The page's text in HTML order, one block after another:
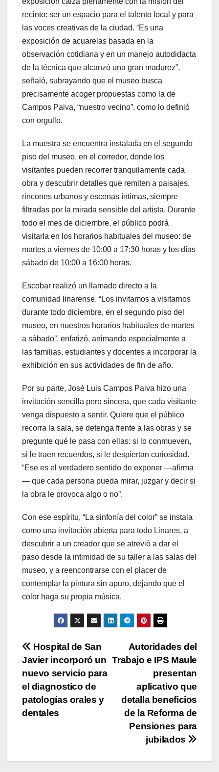
recinto: ser un espacio para el talento local y para
las voces creativas de la ciudad. “Es una
exposición de acuarelas basada en la
observación cotidiana y en un manejo autodidacta
de la técnica que alcanzó una gran madurez”,
señaló, subrayando que el museo busca
precisamente acoger propuestas como la de
Campos Paiva, “nuestro vecino”, como lo definió
con orgullo.
La muestra se encuentra instalada en el segundo
piso del museo, en el corredor, donde los
visitantes pueden recorrer tranquilamente cada
obra y descubrir detalles que remiten a paisajes,
rincones urbanos y escenas íntimas, siempre
filtradas por la mirada sensible del artista. Durante
todo el mes de diciembre, el público podrá
visitarla en los horarios habituales del museo: de
martes a viernes de 10:00 a 17:30 horas y los días
sábado de 10:00 a 16:00 horas.
Escobar realizó un llamado directo a la
comunidad linarense. “Los invitamos a visitarnos
durante todo diciembre, en el segundo piso del
museo, en nuestros horarios habituales de martes
a sábado”, enfatizó, animando especialmente a
las familias, estudiantes y docentes a incorporar la
exhibición en sus actividades de fin de año.
Por su parte, José Luis Campos Paiva hizo una
invitación sencilla pero sincera, que cada visitante
venga dispuesto a sentir. Quiere que el público
recorra la sala, se detenga frente a las obras y se
pregunte qué le pasa con ellas: si lo conmueven,
si le traen recuerdos, si le despiertan curiosidad.
“Ese es el verdadero sentido de exponer —afirma
— que cada persona pueda mirar, juzgar y decir si
la obra le provoca algo o no”.
Con ese espíritu, “La sinfonía del color” se instala
como una invitación abierta para todo Linares, a
descubrir a un creador que se atrevió a dar el
paso desde la intimidad de su taller a las salas del
museo, y a reencontrarse con el placer de
contemplar la pintura sin apuro, dejando que el
color haga su propia música.
Navegación
de
entradas
Autoridades del
Trabajo e IPS Maule
presentan
aplicativo que
detalla beneficios
de la Reforma de
Pensiones para
jubilados
Hospital de San
Javier incorporó un
nuevo servicio para
el diagnostico de
patologías orales y
dentales